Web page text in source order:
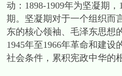
动：1898-1909年为坚凝期
期。坚凝期对于一个组织而
东的核心领袖、毛泽东思想
1945年至1966年革命和建
社会条件，累积宪政中华的